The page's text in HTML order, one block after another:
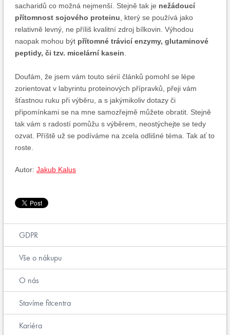
sacharidů co možná nejmenší. Stejně tak je nežádoucí
přítomnost sojového proteinu , který se používá jako
relativně levný, ne příliš kvalitní zdroj bílkovin. Výhodou
naopak mohou být přítomné trávicí enzymy, glutaminové
peptidy, či tzv. micelární kasein
Doufám, že jsem vám touto sérií článků pomohl se lépe
zorientovat v labyrintu proteinových přípravků, přeji vám
šťastnou ruku při výběru, a s jakýmikoliv dotazy či
připomínkami se na mne samozřejmě můžete obratit. Stejně
tak vám s radostí pomůžu s výběrem, neostýchejte se tedy
ozvat. Příště už se podíváme na zcela odlišné téma. Tak ať to
roste.
Autor: Jakub Kalus
GDPR
Vše o nákupu
O nás
Stavíme fitcentra
Kariéra